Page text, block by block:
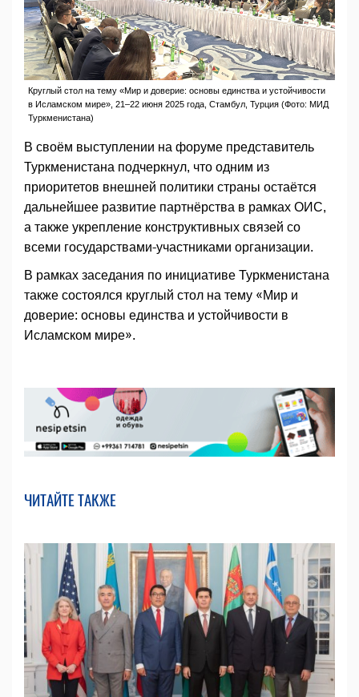
Круглый стол на тему «Мир и доверие: основы единства и устойчивости
в Исламском мире», 21–22 июня 2025 года, Стамбул, Турция (Фото: МИД
Туркменистана)
В своём выступлении на форуме представитель
Туркменистана подчеркнул, что одним из
приоритетов внешней политики страны остаётся
дальнейшее развитие партнёрства в рамках ОИС,
а также укрепление конструктивных связей со
всеми государствами-участниками организации.
В рамках заседания по инициативе Туркменистана
также состоялся круглый стол на тему «Мир и
доверие: основы единства и устойчивости в
Исламском мире».
ЧИТАЙТЕ ТАКЖЕ